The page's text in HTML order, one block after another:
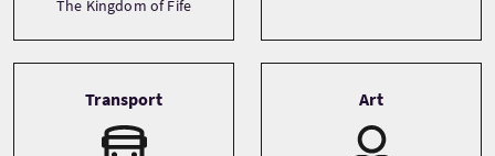
The Kingdom of Fife
Transport Art